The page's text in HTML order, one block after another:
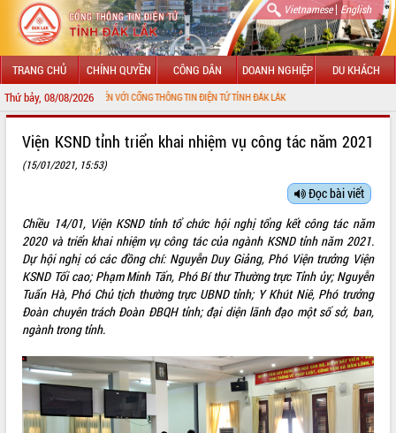
Vietnamese| English
TRANG CHỦ CHÍNH QUYỀN CÔNG DÂN DOANH NGHIỆP DU KHÁCH
Thứ bảy, 08/08/2026
CHÀO MỪNG ĐẾN VỚI CỔNG THÔNG TIN ĐIỆN TỬ TỈNH ĐẮK LẮK
LÃNH ĐẠO UBND TỈNH
SỞ, BAN, NGÀNH
UBND CÁC XÃ, PHƯỜNG
THÔNG TIN CHỈ ĐẠO ĐIỀU HÀNH
VĂN BẢN HĐND TỈNH
ĐIỂM TIN VĂN BẢN
Viện KSND tỉnh triển khai nhiệm vụ công tác năm 2021
(15/01/2021, 15:53)
Đọc bài viết
Chiều 14/01, Viện KSND tỉnh tổ chức hội nghị tổng kết công tác năm
2020 và triển khai nhiệm vụ công tác của ngành KSND tỉnh năm 2021.
Dự hội nghị có các đồng chí: Nguyễn Duy Giảng, Phó Viện trưởng Viện
KSND Tối cao; Phạm Minh Tấn, Phó Bí thư Thường trực Tỉnh ủy; Nguyễn
Tuấn Hà, Phó Chủ tịch thường trực UBND tỉnh; Y Khút Niê, Phó trưởng
Đoàn chuyên trách Đoàn ĐBQH tỉnh; đại diện lãnh đạo một số sở, ban,
ngành trong tỉnh.